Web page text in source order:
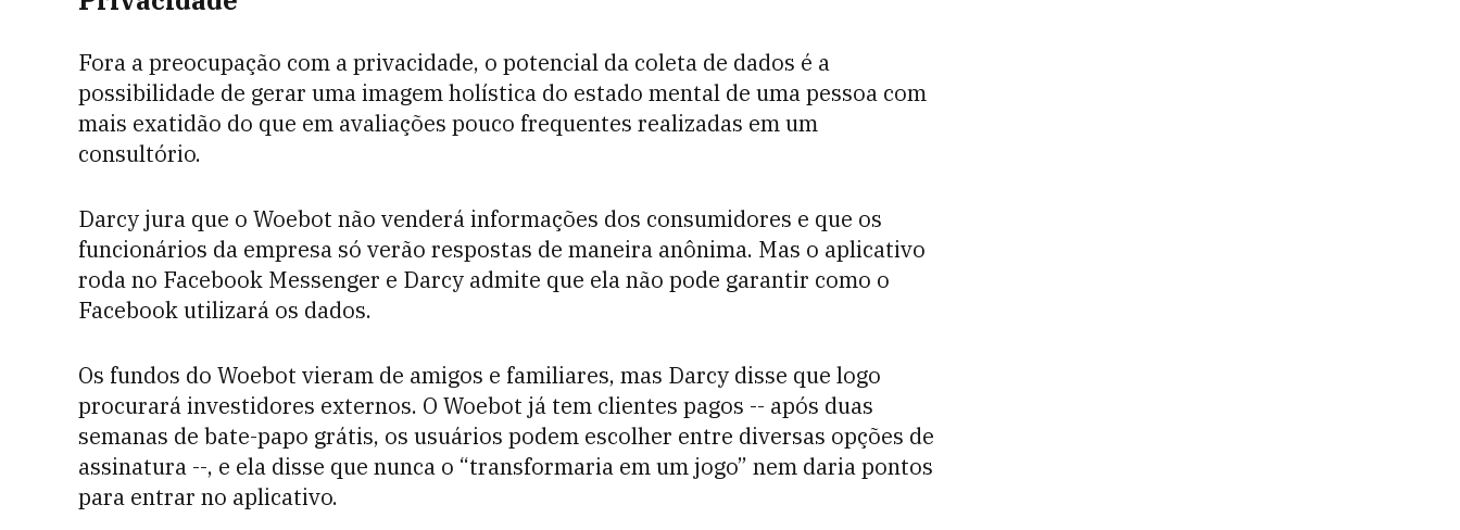
Fora a preocupação com a privacidade, o potencial da coleta de dados é a
possibilidade de gerar uma imagem holística do estado mental de uma pessoa com
mais exatidão do que em avaliações pouco frequentes realizadas em um
consultório.
Darcy jura que o Woebot não venderá informações dos consumidores e que os
funcionários da empresa só verão respostas de maneira anônima. Mas o aplicativo
roda no Facebook Messenger e Darcy admite que ela não pode garantir como o
Facebook utilizará os dados.
Os fundos do Woebot vieram de amigos e familiares, mas Darcy disse que logo
procurará investidores externos. O Woebot já tem clientes pagos -- após duas
semanas de bate-papo grátis, os usuários podem escolher entre diversas opções de
assinatura --, e ela disse que nunca o “transformaria em um jogo” nem daria pontos
para entrar no aplicativo.